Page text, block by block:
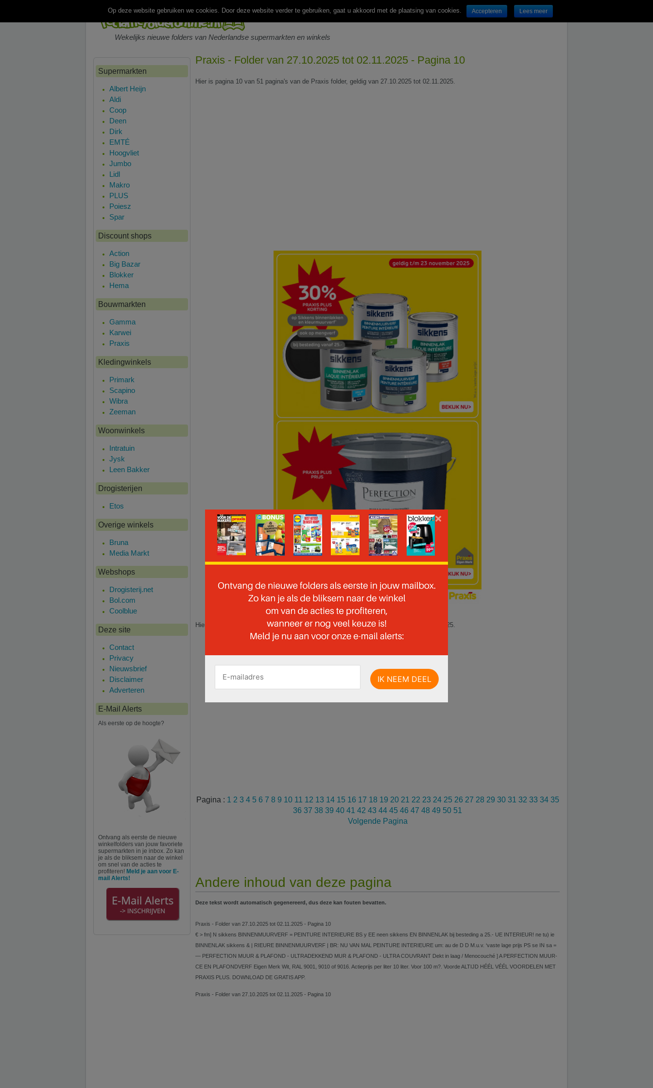
Wekelijks nieuwe folders van Nederlandse supermarkten en winkels
Praxis - Folder van 27.10.2025 tot 02.11.2025 - Pagina 10
Hier is pagina 10 van 51 pagina's van de Praxis folder, geldig van 27.10.2025 tot 02.11.2025.
Hier is pagina 10 van 51 pagina's van de Praxis folder, geldig van 27.10.2025 tot 02.11.2025.
Pagina : 1 2 3 4 5 6 7 8 9 10 11 12 13 14 15 16 17 18 19 20 21 22 23 24 25 26 27 28 29 30 31 32 33 34 35
36 37 38 39 40 41 42 43 44 45 46 47 48 49 50 51
Volgende Pagina
Andere inhoud van deze pagina
Deze tekst wordt automatisch gegenereerd, dus deze kan fouten bevatten.
Praxis - Folder van 27.10.2025 tot 02.11.2025 - Pagina 10
€ > fm] N sikkens BINNENMUURVERF = PEINTURE INTERIEURE BS y EE neen sikkens EN BINNENLAK bij besteding a 25.- UE INTERIEUR! ne tu) ie
BINNENLAK sikkens & | RIEURE BINNENMUURVERF | BR: NU VAN MAL PEINTURE INTERIEURE um: au de D D M.u.v. ‘vaste lage prijs PS se IN sa =
— PERFECTION MUUR & PLAFOND - ULTRADEKKEND MUR & PLAFOND - ULTRA COUVRANT Dekt in laag / Menocouché ] A PERFECTION MUUR-
CE EN PLAFONDVERF Eigen Merk Wit, RAL 9001, 9010 of 9016. Actieprijs per liter 10 liter. Voor 100 m?. Voorde ALTIJD HÉÉL VÉÉL VOORDELEN MET
PRAXIS PLUS. DOWNLOAD DE GRATIS APP.
Praxis - Folder van 27.10.2025 tot 02.11.2025 - Pagina 10
Supermarkten
Albert Heijn
Aldi
Coop
Deen
Dirk
EMTÉ
Hoogvliet
Jumbo
Lidl
Makro
PLUS
Poiesz
Spar
Discount shops
Action
Big Bazar
Blokker
Hema
Bouwmarkten
Gamma
Karwei
Praxis
Kledingwinkels
Primark
Scapino
Wibra
Zeeman
Woonwinkels
Intratuin
Jysk
Leen Bakker
Drogisterijen
Etos
Overige winkels
Bruna
Media Markt
Webshops
Drogisterij.net
Bol.com
Coolblue
Deze site
Contact
Privacy
Nieuwsbrief
Disclaimer
Adverteren
E-Mail Alerts
Als eerste op de hoogte?
Ontvang als eerste de nieuwe
winkelfolders van jouw favoriete
supermarkten in je inbox. Zo kan
je als de bliksem naar de winkel
om snel van de acties te
profiteren! Meld je aan voor E-
mail Alerts!
Op deze website gebruiken we cookies. Door deze website verder te gebruiken, gaat u akkoord met de plaatsing van cookies. Accepteren Lees meer
×